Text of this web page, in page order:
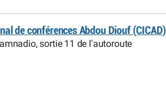
de conférences Abdou Diouf (CICAD)
sortie 11 de l'autoroute